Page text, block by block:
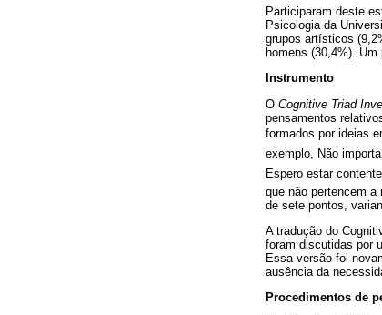
Participaram deste
Psicologia da
grupos artísticos
homens (30,4%).
Instrumento
O Cognitive Triad
pensamentos
formados por ideias
exemplo, Não
Espero estar
que não pertencem
de sete pontos,
A tradução do
foram discutidas por
Essa versão foi
ausência da
Procedimentos de